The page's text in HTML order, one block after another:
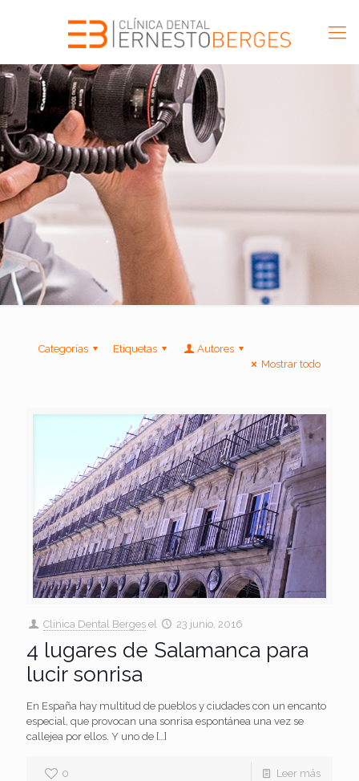
Categorías Etiquetas
Autores
Mostrar todo
Clinica Dental Berges el 23 junio, 2016
4 lugares de Salamanca para
lucir sonrisa
En España hay multitud de pueblos y ciudades con un encanto
especial, que provocan una sonrisa espontánea una vez se
callejea por ellos. Y uno de […]
0 Leer más